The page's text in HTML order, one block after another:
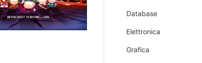
Database
Elettronica
Grafica